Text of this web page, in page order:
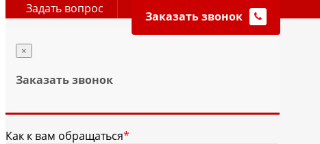
Задать вопрос
Заказать звонок
×
Заказать звонок
Как к вам обращаться*